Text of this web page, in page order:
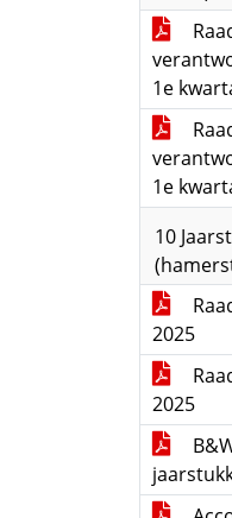
1e
1e
10
2025
2025